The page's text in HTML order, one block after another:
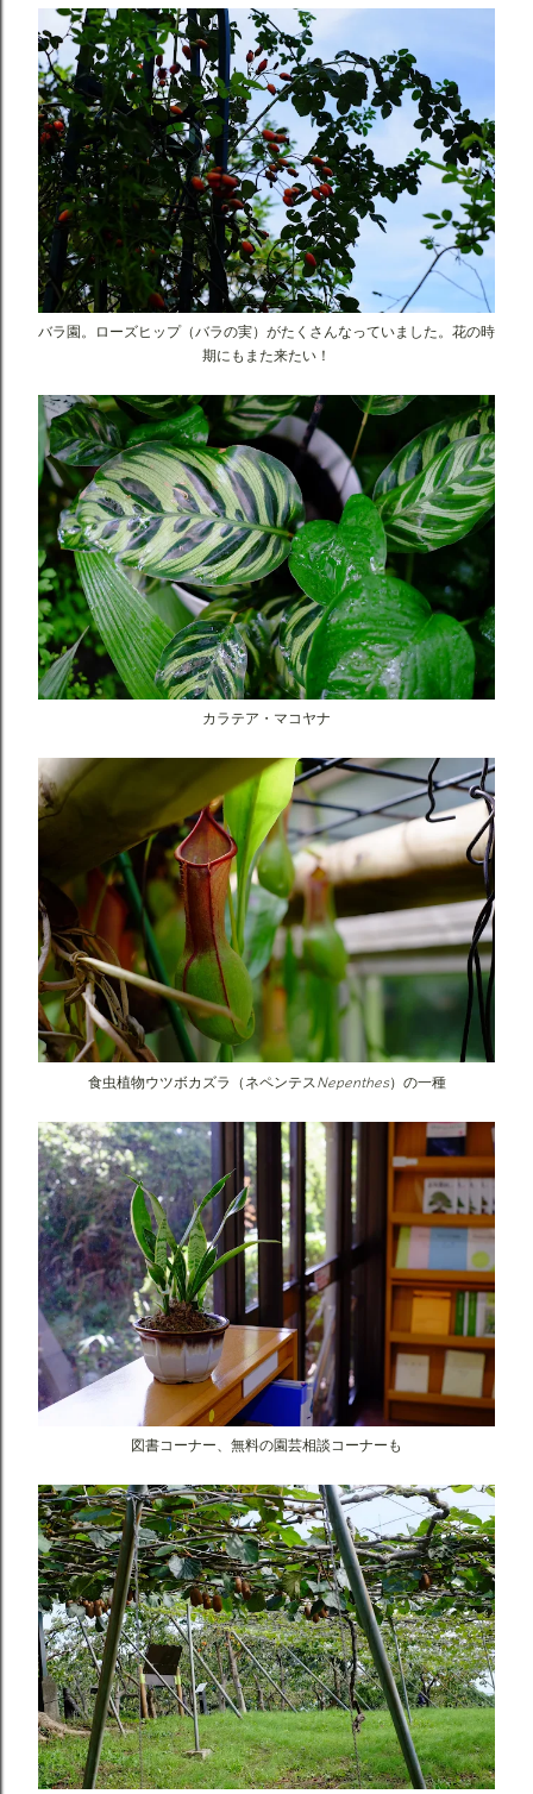
バラ園。ローズヒップ（バラの実）がたくさんなっていました。花の時
期にもまた来たい！
カラテア・マコヤナ
食虫植物ウツボカズラ（ネペンテスNepenthes）の一種
図書コーナー、無料の園芸相談コーナーも